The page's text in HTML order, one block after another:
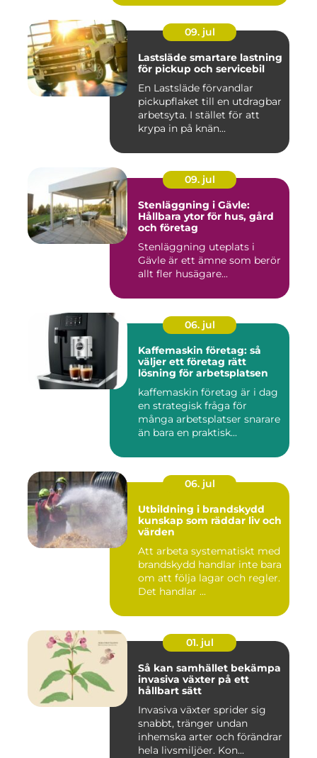
09. jul
Lastsläde smartare lastning
för pickup och servicebil
En Lastsläde förvandlar
pickupflaket till en utdragbar
arbetsyta. I stället för att
krypa in på knän...
09. jul
Stenläggning i Gävle:
Hållbara ytor för hus, gård
och företag
Stenläggning uteplats i
Gävle är ett ämne som berör
allt fler husägare...
06. jul
Kaffemaskin företag: så
väljer ett företag rätt
lösning för arbetsplatsen
kaffemaskin företag är i dag
en strategisk fråga för
många arbetsplatser snarare
än bara en praktisk...
06. jul
Utbildning i brandskydd
kunskap som räddar liv och
värden
Att arbeta systematiskt med
brandskydd handlar inte bara
om att följa lagar och regler.
Det handlar ...
01. jul
Så kan samhället bekämpa
invasiva växter på ett
hållbart sätt
Invasiva växter sprider sig
snabbt, tränger undan
inhemska arter och förändrar
hela livsmiljöer. Kon...